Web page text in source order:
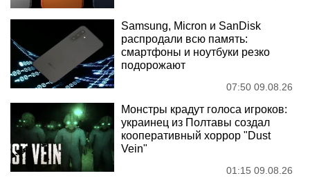
Samsung, Micron и SanDisk
распродали всю память:
смартфоны и ноутбуки резко
подорожают
07:50 09.08.26
Монстры крадут голоса игроков:
украинец из Полтавы создал
кооперативный хоррор "Dust
Vein"
01:15 09.08.26